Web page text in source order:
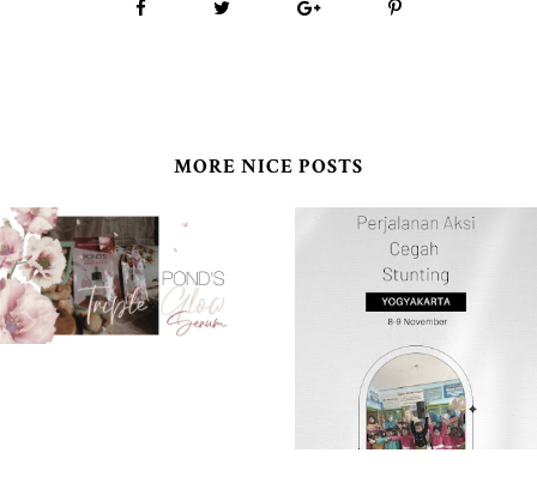
MORE NICE POSTS